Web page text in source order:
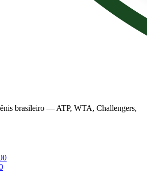
brasileiro — ATP, WTA, Challengers,